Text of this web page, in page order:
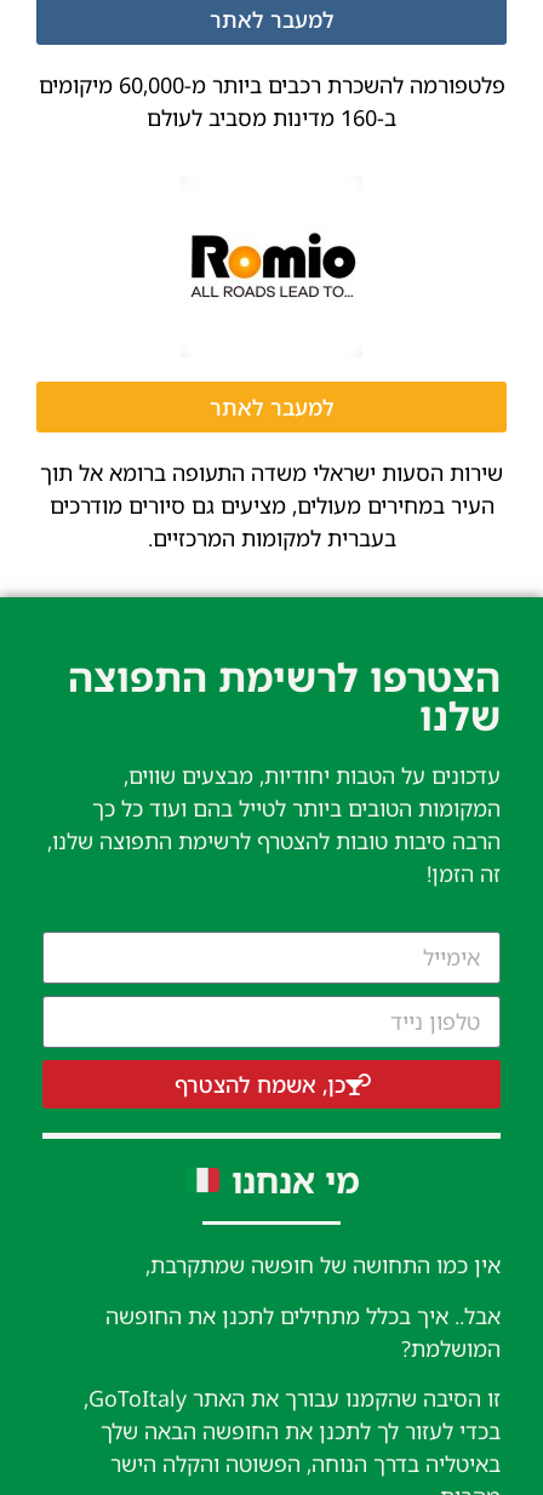
למעבר לאתר
פלטפורמה להשכרת רכבים ביותר מ-60,000 מיקומים
ב-160 מדינות מסביב לעולם
למעבר לאתר
שירות הסעות ישראלי משדה התעופה ברומא אל תוך
העיר במחירים מעולים, מציעים גם סיורים מודרכים
בעברית למקומות המרכזיים.
הצטרפו לרשימת התפוצה
שלנו​
עדכונים על הטבות יחודיות, מבצעים שווים,
המקומות הטובים ביותר לטייל בהם ועוד כל כך
הרבה סיבות טובות להצטרף לרשימת התפוצה שלנו,
זה הזמן!
כן, אשמח להצטרף
מי אנחנו
אין כמו התחושה של חופשה שמתקרבת,
אבל.. איך בכלל מתחילים לתכנן את החופשה
המושלמת?
זו הסיבה שהקמנו עבורך את האתר GoToItaly,
בכדי לעזור לך לתכנן את החופשה הבאה שלך
באיטליה בדרך הנוחה, הפשוטה והקלה הישר